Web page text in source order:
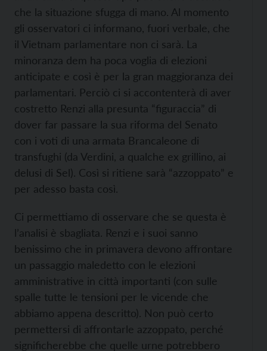
che la situazione sfugga di mano. Al momento
gli osservatori ci informano, fuori verbale, che
il Vietnam parlamentare non ci sarà. La
minoranza dem ha poca voglia di elezioni
anticipate e così è per la gran maggioranza dei
parlamentari. Perciò ci si accontenterà di aver
costretto Renzi alla presunta “figuraccia” di
dover far passare la sua riforma del Senato
con i voti di una armata Brancaleone di
transfughi (da Verdini, a qualche ex grillino, ai
delusi di Sel). Così si ritiene sarà “azzoppato” e
per adesso basta così.
Ci permettiamo di osservare che se questa è
l’analisi è sbagliata. Renzi e i suoi sanno
benissimo che in primavera devono affrontare
un passaggio maledetto con le elezioni
amministrative in città importanti (con sulle
spalle tutte le tensioni per le vicende che
abbiamo appena descritto). Non può certo
permettersi di affrontarle azzoppato, perché
significherebbe che quelle urne potrebbero